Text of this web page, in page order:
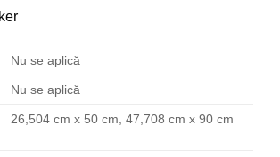
Nu se aplică
Nu se aplică
26,504 cm x 50 cm, 47,708 cm x 90 cm